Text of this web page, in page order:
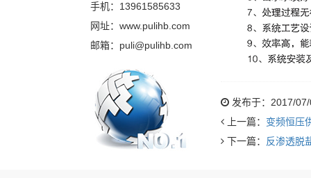
手机：13961585633
网址：www.pulihb.com
邮箱：puli@pulihb.com
发布于：2017/
上一篇： 变频恒压
下一篇： 反渗透脱